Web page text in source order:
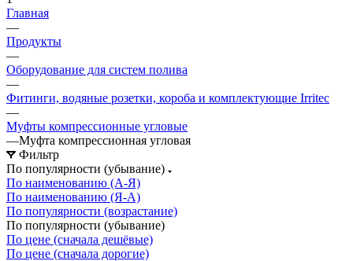
Главная
—
Продукты
—
Оборудование для систем полива
—
Фитинги, водяные розетки, короба и комплектующие Irritec
—
Муфты компрессионные угловые
—Муфта компрессионная угловая
Фильтр
По популярности (убывание)
По наименованию (А-Я)
По наименованию (Я-А)
По популярности (возрастание)
По популярности (убывание)
По цене (сначала дешёвые)
По цене (сначала дорогие)